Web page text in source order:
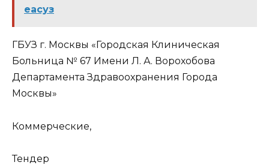
еасуз
ГБУЗ г. Москвы «Городская Клиническая
Больница № 67 Имени Л. А. Ворохобова
Департамента Здравоохранения Города
Москвы»
Коммерческие,
Тендер